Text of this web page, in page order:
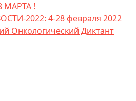
МАРТА !
2022: 4-28 февраля 2022
Онкологический Диктант